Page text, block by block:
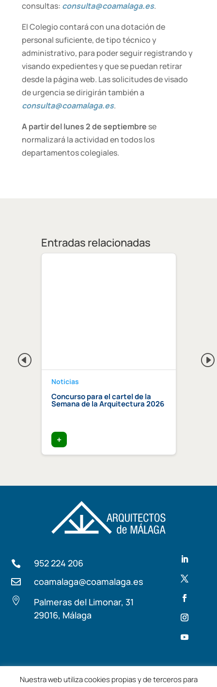
consultas: consulta@coamalaga.es.
El Colegio contará con una dotación de
personal suficiente, de tipo técnico y
administrativo, para poder seguir registrando y
visando expedientes y que se puedan retirar
desde la página web. Las solicitudes de visado
de urgencia se dirigirán también a
consulta@coamalaga.es.
A partir del lunes 2 de septiembre se
normalizará la actividad en todos los
departamentos colegiales.
Entradas relacionadas
Noticias
Concurso para el cartel de la
Semana de la Arquitectura 2026
+
 952 224 206
 coamalaga@coamalaga.es

Palmeras del Limonar, 31
29016, Málaga
Términos y condiciones
Nuestra web utiliza cookies propias y de terceros para